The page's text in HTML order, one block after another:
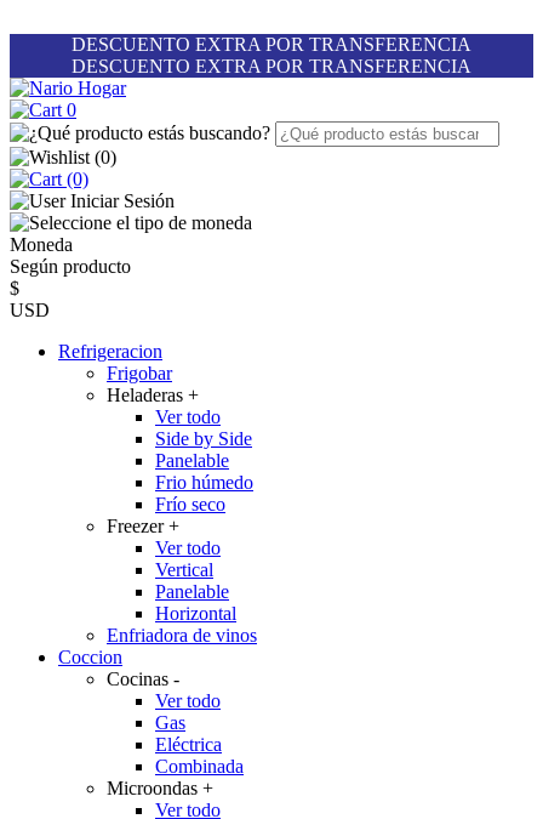
DESCUENTO EXTRA POR TRANSFERENCIA
DESCUENTO EXTRA POR TRANSFERENCIA
0
(0)
(0)
Iniciar Sesión
Moneda
Según producto
$
USD
Refrigeracion
Frigobar
Heladeras +
Ver todo
Side by Side
Panelable
Frio húmedo
Frío seco
Freezer+
Ver todo
Vertical
Panelable
Horizontal
Enfriadora de vinos
Coccion
Cocinas -
Ver todo
Gas
Eléctrica
Combinada
Microondas +
Ver todo